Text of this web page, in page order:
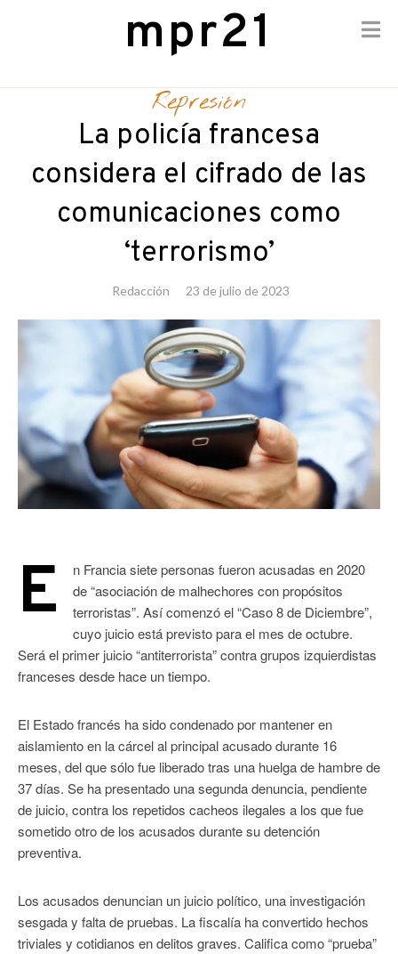
mpr21
Represión
La policía francesa
considera el cifrado de las
comunicaciones como
‘terrorismo’
Redacción 23 de julio de 2023
E
n Francia siete personas fueron acusadas en 2020
de “asociación de malhechores con propósitos
terroristas”. Así comenzó el “Caso 8 de Diciembre”,
cuyo juicio está previsto para el mes de octubre.
Será el primer juicio “antiterrorista” contra grupos izquierdistas
franceses desde hace un tiempo.
El Estado francés ha sido condenado por mantener en
aislamiento en la cárcel al principal acusado durante 16
meses, del que sólo fue liberado tras una huelga de hambre de
37 días. Se ha presentado una segunda denuncia, pendiente
de juicio, contra los repetidos cacheos ilegales a los que fue
sometido otro de los acusados durante su detención
preventiva.
Los acusados denuncian un juicio político, una investigación
sesgada y falta de pruebas. La fiscalía ha convertido hechos
triviales y cotidianos en delitos graves. Califica como “prueba”